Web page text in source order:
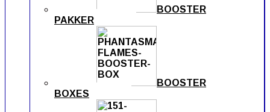
BOOSTER
PAKKER
BOOSTER
BOXES